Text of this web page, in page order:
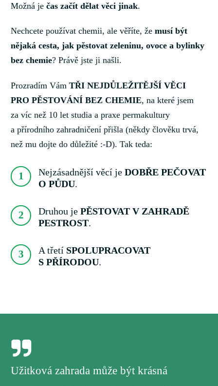
Možná ječas začít dělat věci jinak.
Nechcete používat chemii, ale věříte, žemusí být
nějaká cesta, jak pěstovat zeleninu, ovoce a bylinky
bez chemie? Právě jste ji našli.
Prozradím VámTŘI NEJDŮLEŽITĚJŠÍ VĚCI
PRO PĚSTOVÁNÍ BEZ CHEMIE, na které jsem
za víc než 10 let studia a praxe permakultury
a přírodního zahradničení přišla (někdy člověku trvá,
než mu dojte do důležité :-D). Tak teda:
1 Nejzásadnější věcí jeDOBŘE PEČOVAT
O PŮDU.
2 Druhou jePĚSTOVAT V ZAHRADĚ
PESTROST.
3 A třetí SPOLUPRACOVAT
S PŘÍRODOU.
Užitková zahrada může být krásná